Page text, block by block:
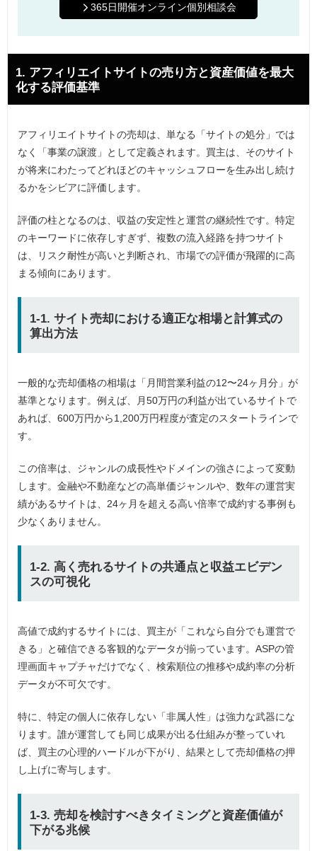
365日開催オンライン個別相談会
1. アフィリエイトサイトの売り方と資産価値を最大
化する評価基準
アフィリエイトサイトの売却は、単なる「サイトの処分」では
なく「事業の譲渡」として定義されます。買主は、そのサイト
が将来にわたってどれほどのキャッシュフローを生み出し続け
るかをシビアに評価します。
評価の柱となるのは、収益の安定性と運営の継続性です。特定
のキーワードに依存しすぎず、複数の流入経路を持つサイト
は、リスク耐性が高いと判断され、市場での評価が飛躍的に高
まる傾向にあります。
1-1. サイト売却における適正な相場と計算式の
算出方法
一般的な売却価格の相場は「月間営業利益の12〜24ヶ月分」が
基準となります。例えば、月50万円の利益が出ているサイトで
あれば、600万円から1,200万円程度が査定のスタートラインで
す。
この倍率は、ジャンルの成長性やドメインの強さによって変動
します。金融や不動産などの高単価ジャンルや、数年の運営実
績があるサイトは、24ヶ月を超える高い倍率で成約する事例も
少なくありません。
1-2. 高く売れるサイトの共通点と収益エビデン
スの可視化
高値で成約するサイトには、買主が「これなら自分でも運営で
きる」と確信できる客観的なデータが揃っています。ASPの管
理画面キャプチャだけでなく、検索順位の推移や成約率の分析
データが不可欠です。
特に、特定の個人に依存しない「非属人性」は強力な武器にな
ります。誰が運営しても同じ成果が出る仕組みが整っていれ
ば、買主の心理的ハードルが下がり、結果として売却価格の押
し上げに寄与します。
1-3. 売却を検討すべきタイミングと資産価値が
下がる兆候